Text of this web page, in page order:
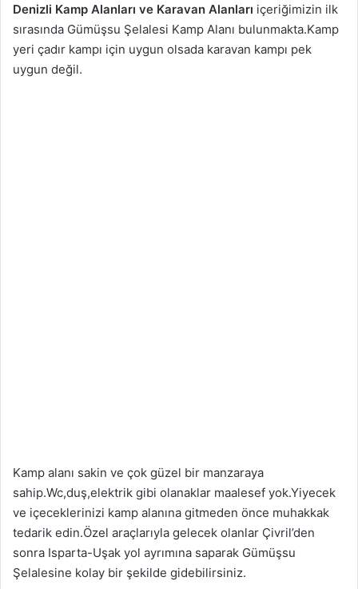
Denizli Kamp Alanları ve Karavan Alanları içeriğimizin ilk
sırasında Gümüşsu Şelalesi Kamp Alanı bulunmakta.Kamp
yeri çadır kampı için uygun olsada karavan kampı pek
uygun değil.
Kamp alanı sakin ve çok güzel bir manzaraya
sahip.Wc,duş,elektrik gibi olanaklar maalesef yok.Yiyecek
ve içeceklerinizi kamp alanına gitmeden önce muhakkak
tedarik edin.Özel araçlarıyla gelecek olanlar Çivril’den
sonra Isparta-Uşak yol ayrımına saparak Gümüşsu
Şelalesine kolay bir şekilde gidebilirsiniz.